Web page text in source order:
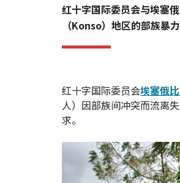
红十字国际委员会与埃塞
（Konso）地区的部族暴
红十字国际委员会埃塞俄
人）因部族间冲突而流离
求。